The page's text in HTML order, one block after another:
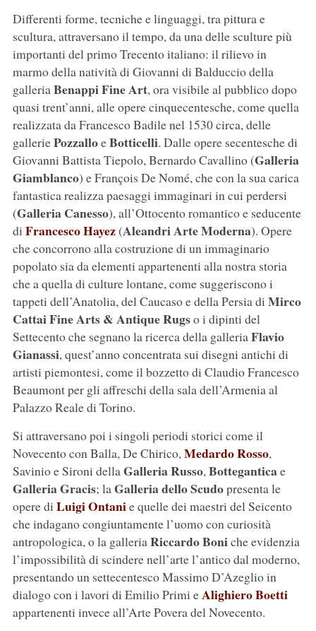
Differenti forme, tecniche e linguaggi, tra pittura e
scultura, attraversano il tempo, da una delle sculture più
importanti del primo Trecento italiano: il rilievo in
marmo della natività di Giovanni di Balduccio della
galleriaBenappi Fine Art, ora visibile al pubblico dopo
quasi trent’anni, alle opere cinquecentesche, come quella
realizzata da Francesco Badile nel 1530 circa, delle
galleriePozzalloeBotticelli. Dalle opere secentesche di
Giovanni Battista Tiepolo, Bernardo Cavallino (Galleria
Giamblanco) e François De Nomé, che con la sua carica
fantastica realizza paesaggi immaginari in cui perdersi
(Galleria Canesso), all’Ottocento romantico e seducente
di Francesco Hayez(Aleandri Arte Moderna). Opere
che concorrono alla costruzione di un immaginario
popolato sia da elementi appartenenti alla nostra storia
che a quella di culture lontane, come suggeriscono i
tappeti dell’Anatolia, del Caucaso e della Persia di Mirco
Cattai Fine Arts & Antique Rugso i dipinti del
Settecento che segnano la ricerca della galleriaFlavio
Gianassi, quest’anno concentrata sui disegni antichi di
artisti piemontesi, come il bozzetto di Claudio Francesco
Beaumont per gli affreschi della sala dell’Armenia al
Palazzo Reale di Torino.
Si attraversano poi i singoli periodi storici come il
Novecento con Balla, De Chirico,Medardo Rosso,
Savinio e Sironi dellaGalleria Russo,Botteganticae
Galleria Gracis; laGalleria dello Scudopresenta le
opere di Luigi Ontanie quelle dei maestri del Seicento
che indagano congiuntamente l’uomo con curiosità
antropologica, o la galleriaRiccardo Boniche evidenzia
l’impossibilità di scindere nell’arte l’antico dal moderno,
presentando un settecentesco Massimo D’Azeglio in
dialogo con i lavori di Emilio Primi eAlighiero Boetti
appartenenti invece all’Arte Povera del Novecento.